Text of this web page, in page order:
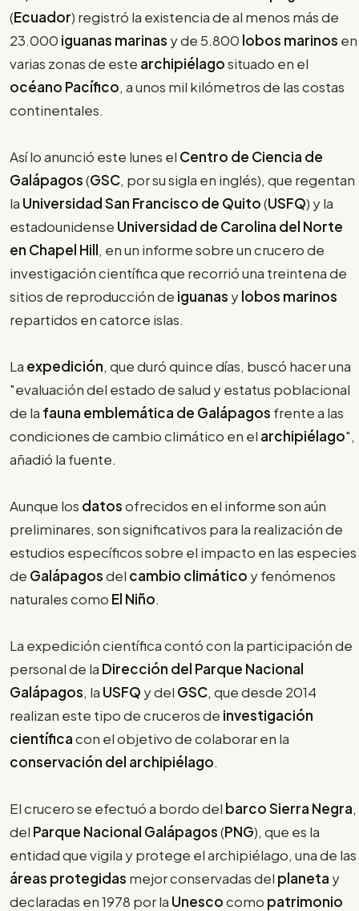
(Ecuador) registró la existencia de al menos más de
23.000 iguanas marinas y de 5.800 lobos marinos en
varias zonas de este archipiélagosituado en el
océano Pacífico, a unos mil kilómetros de las costas
continentales.
Así lo anunció este lunes el Centro de Ciencia de
Galápagos(GSC, por su sigla en inglés), que regentan
la Universidad San Francisco de Quito(USFQ) y la
estadounidense Universidad de Carolina del Norte
en Chapel Hill, en un informe sobre un crucero de
investigación científica que recorrió una treintena de
sitios de reproducción de iguanas ylobos marinos
repartidos en catorce islas.
La expedición, que duró quince días, buscó hacer una
"evaluación del estado de salud y estatus poblacional
de la fauna emblemática de Galápagos frente a las
condiciones de cambio climático en el archipiélago",
añadió la fuente.
Aunque los datosofrecidos en el informe son aún
preliminares, son significativos para la realización de
estudios específicos sobre el impacto en las especies
de Galápagosdel cambio climático y fenómenos
naturales como El Niño.
La expedición científica contó con la participación de
personal de la Dirección del Parque Nacional
Galápagos, la USFQ y del GSC, que desde 2014
realizan este tipo de cruceros de investigación
científicacon el objetivo de colaborar en la
conservación del archipiélago.
El crucero se efectuó a bordo del barco Sierra Negra,
del Parque Nacional Galápagos(PNG), que es la
entidad que vigila y protege el archipiélago, una de las
áreas protegidas mejor conservadas del planeta y
declaradas en 1978 por la Unescocomo patrimonio